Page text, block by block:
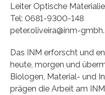
Leiter Optische
Tel: 0681-9300-148
peter.oliveira@inm-
Das INM erforscht und
heute, morgen und
Biologen, Material- und
prägen die Arbeit am